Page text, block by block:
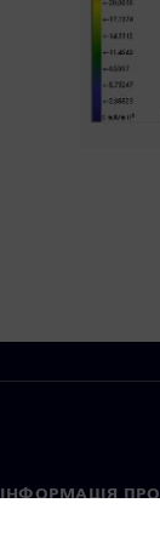
ІНФОРМАЦІЯ ПРО